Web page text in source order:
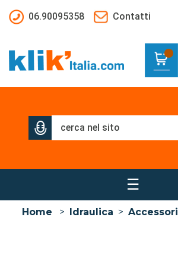
06.90095358
Contatti
☰
Home > Idraulica > Accessori